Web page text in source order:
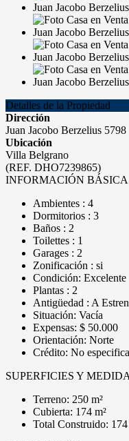
Detalles de la Propiedad
Dirección
Juan Jacobo Berzelius 5798
Ubicación
Villa Belgrano
(REF. DHO7239865)
INFORMACIÓN BÁSICA
Ambientes : 4
Dormitorios : 3
Baños : 2
Toilettes : 1
Garages : 2
Zonificación : si
Condición: Excelente
Plantas : 2
Antigüedad : A
Situación: Vacía
Expensas: $ 50.000
Orientación: Norte
Crédito: No
SUPERFICIES Y
Terreno: 250 m²
Cubierta: 174 m²
Total Construido: 174